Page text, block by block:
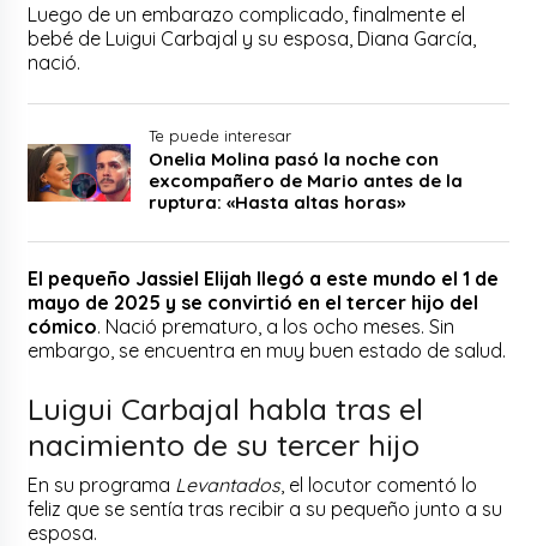
Luego de un embarazo complicado, finalmente el
bebé de Luigui Carbajal y su esposa, Diana García,
nació.
Te puede interesar
Onelia Molina pasó la noche con
excompañero de Mario antes de la
ruptura: «Hasta altas horas»
El pequeño Jassiel Elijah llegó a este mundo el 1 de
mayo de 2025 y se convirtió en el tercer hijo del
cómico. Nació prematuro, a los ocho meses. Sin
embargo, se encuentra en muy buen estado de salud.
Luigui Carbajal habla tras el
nacimiento de su tercer hijo
En su programa Levantados, el locutor comentó lo
feliz que se sentía tras recibir a su pequeño junto a su
esposa.